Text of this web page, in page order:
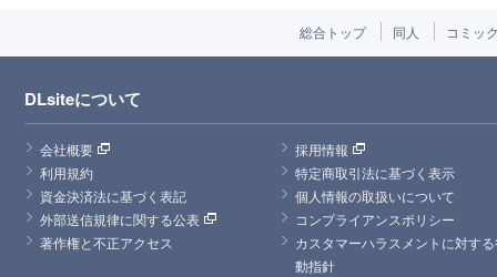
総合トップ 同人 コミッ
DLsiteについて
会社概要
採用情報
利用規約
特定商取引法に基づく表示
資金決済法に基づく表記
個人情報の取扱いについて
外部送信規律に関する公表
コンプライアンスポリシー
著作権と不正アクセス
カスタマーハラスメントに対す
動指針